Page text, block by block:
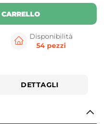
Disponibilità
54 pezzi
DETTAGLI